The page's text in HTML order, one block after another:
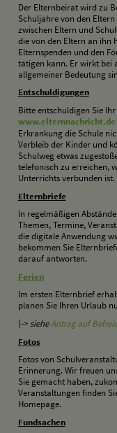
Der Elternbeirat wird zu
Schuljahre von den
zwischen Eltern und
die von den Eltern an ihn
Elternspenden und den
tätigen kann. Er wirkt bei
allgemeiner Bedeutung
Entschuldigungen
Bitte entschuldigen Sie
www.elternnachricht.de
Erkrankung die Schule
Verbleib der Kinder und
Schulweg etwas
telefonisch zu erreichen,
Unterrichts verbunden ist.
Elternbriefe
In regelmäßigen
Themen, Termine,
die digitale Anwendung
bekommen Sie
darauf antworten.
Ferien
Im ersten Elternbrief
planen Sie Ihren Urlaub
(-> sieheAntrag auf
Fotos
Fotos von
Erinnerung. Wir freuen
Sie gemacht haben,
Veranstaltungen finden
Homepage.
Fundsachen